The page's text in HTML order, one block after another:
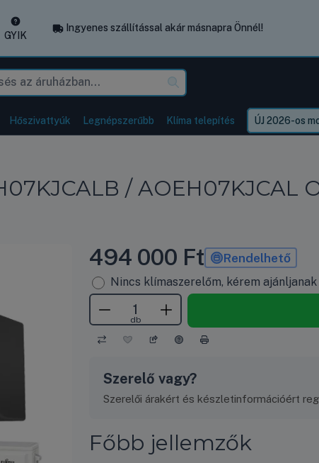
GYIK
Ingyenes szállítással akár másnapra Önnél!
Hőszivattyúk Legnépszerűbb Klíma telepítés ÚJ 2026-os
/ AOEH07KJCAL
494 000 Ft Rendelhető
Nincs klímaszerelőm, kérem
db
Szerelő vagy?
Szerelői árakért és készletinformációért
Főbb jellemzők